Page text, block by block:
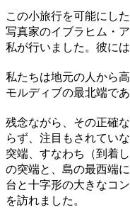
この小旅行を可能にし
写真家のイブラヒム・
私が行いました。彼に
私たちは地元の人から
モルディブの最北端で
残念ながら、その正確
らず、注目もされてい
突端、すなわち（到着
の突端と、島の最西端
台と十字形の大きなコ
を訪れました。